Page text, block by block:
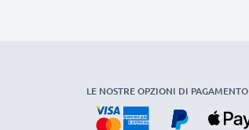
LE NOSTRE OPZIONI DI PAGAMENTO